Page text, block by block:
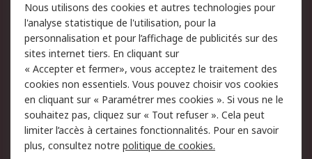
du site
Politique de protection
des données - Mise à
jour
Sécurité des E-mails
Conditions générales
de vente
Politique anti-
corruption
Campagnes marketing
A propos de RS
Nous utilisons des cookies et autres technologies pour
l'analyse statistique de l'utilisation, pour la
personnalisation et pour l’affichage de publicités sur des
sites internet tiers. En cliquant sur
« Accepter et fermer», vous acceptez le traitement des
cookies non essentiels. Vous pouvez choisir vos cookies
en cliquant sur « Paramétrer mes cookies ». Si vous ne le
souhaitez pas, cliquez sur « Tout refuser ». Cela peut
limiter l’accès à certaines fonctionnalités. Pour en savoir
plus, consultez notre politique de cookies.